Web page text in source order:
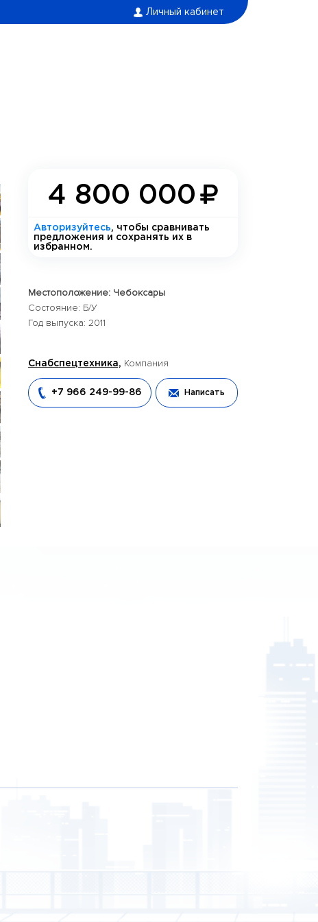
Личный кабинет
4 800 000
Авторизуйтесь, чтобы сравнивать
предложения и сохранять их в
избранном.
Местоположение: Чебоксары
Состояние: Б/У
Год выпуска: 2011
Снабспецтехника, Компания
+7 966 249-99-86 Написать